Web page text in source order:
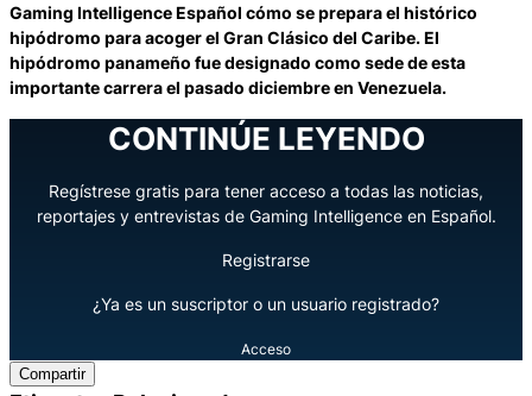
Gaming Intelligence Español cómo se prepara el histórico
hipódromo para acoger el Gran Clásico del Caribe. El
hipódromo panameño fue designado como sede de esta
importante carrera el pasado diciembre en Venezuela.
CONTINÚE LEYENDO
Regístrese gratis para tener acceso a todas las noticias,
reportajes y entrevistas de Gaming Intelligence en Español.
Registrarse
¿Ya es un suscriptor o un usuario registrado?
Acceso
Compartir